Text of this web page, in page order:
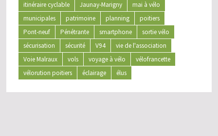
itinéraire cyclable
Jaunay-Marigny
mai à vélo
municipales
patrimoine planning
poitiers
Pont-neuf
Pénétrante smartphone
sortie vélo
sécurisation
sécurité V94
vie de l'association
Voie Malraux
vols voyage à vélo
vélofrancette
vélorution poitiers
éclairage élus